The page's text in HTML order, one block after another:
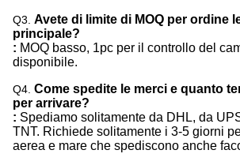
Q3. Avete di limite di MOQ per ordine
principale?
: MOQ basso, 1pc per il controllo del
disponibile.
Q4. Come spedite le merci e quanto
per arrivare?
: Spediamo solitamente da DHL, da
TNT. Richiede solitamente i 3-5 giorni
aerea e mare che spediscono anche